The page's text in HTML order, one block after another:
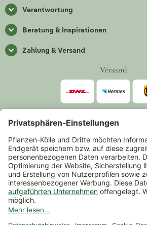
Verantwortung
Beratung & Inspirationen
Zahlung & Versand
Versand
Zahlarten
*Alle Preise inkl. gesetzlicher
Mindestbestellwert 14,90 €,
Events.